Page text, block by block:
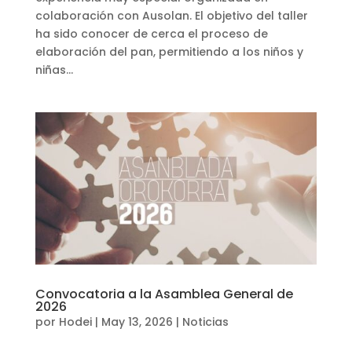
colaboración con Ausolan. El objetivo del taller
ha sido conocer de cerca el proceso de
elaboración del pan, permitiendo a los niños y
niñas...
Convocatoria a la Asamblea General de
2026
por Hodei| May 13, 2026 | Noticias